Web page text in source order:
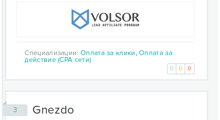
Специализации: Оплата за клики,Оплата за
действие (CPA сети)
0 0 0
3 Gnezdo